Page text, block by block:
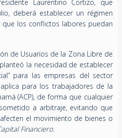
Laurentino Cortizo, que
deberá establecer un régimen
los conflictos labores puedan
de Usuarios de la Zona Libre de
la necesidad de establecer
para las empresas del sector
para los trabajadores de la
(ACP), de forma que cualquier
a arbitraje, evitando que
el movimiento de bienes o
Financiero.